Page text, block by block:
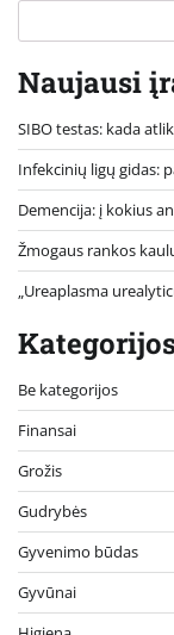
Naujausi
SIBO testas: kada
Infekcinių ligų gidas:
Demencija: į kokius
Žmogaus rankos
„Ureaplasma
Be kategorijos
Finansai
Grožis
Gudrybės
Gyvenimo būdas
Gyvūnai